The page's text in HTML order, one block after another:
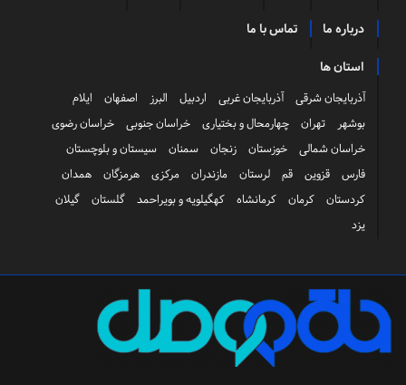
درباره ما تماس با ما
استان ها
آذربایجان شرقی آذربایجان غربی اردبیل البرز اصفهان
ایلام
بوشهر
تهران چهارمحال و بختیاری خراسان جنوبی
خراسان رضوی
خراسان شمالی
خوزستان زنجان سمنان
سیستان و بلوچستان
فارس
قزوین قم لرستان مازندران مرکزی هرمزگان
همدان
کردستان
کرمان کرمانشاه کهگیلویه و بویراحمد گلستان
گیلان
یزد